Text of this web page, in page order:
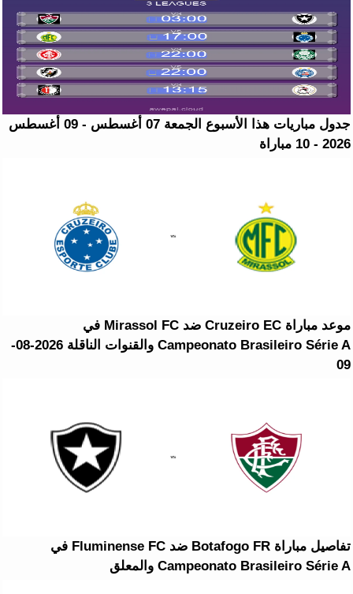
جدول مباريات هذا الأسبوع الجمعة 07 أغسطس - 09 أغسطس
2026 - 10 مباراة
موعد مباراة Cruzeiro EC ضد Mirassol FC في
Campeonato Brasileiro Série A والقنوات الناقلة 2026-08-
09
تفاصيل مباراة Botafogo FR ضد Fluminense FC في
Campeonato Brasileiro Série A والمعلق